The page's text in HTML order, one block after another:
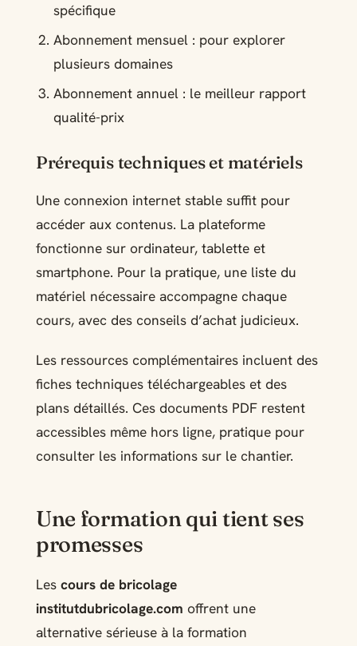
spécifique
Abonnement mensuel : pour explorer
plusieurs domaines
Abonnement annuel : le meilleur rapport
qualité-prix
Prérequis techniques et matériels
Une connexion internet stable suffit pour
accéder aux contenus. La plateforme
fonctionne sur ordinateur, tablette et
smartphone. Pour la pratique, une liste du
matériel nécessaire accompagne chaque
cours, avec des conseils d’achat judicieux.
Les ressources complémentaires incluent des
fiches techniques téléchargeables et des
plans détaillés. Ces documents PDF restent
accessibles même hors ligne, pratique pour
consulter les informations sur le chantier.
Une formation qui tient ses
promesses
Les cours de bricolage
institutdubricolage.com offrent une
alternative sérieuse à la formation